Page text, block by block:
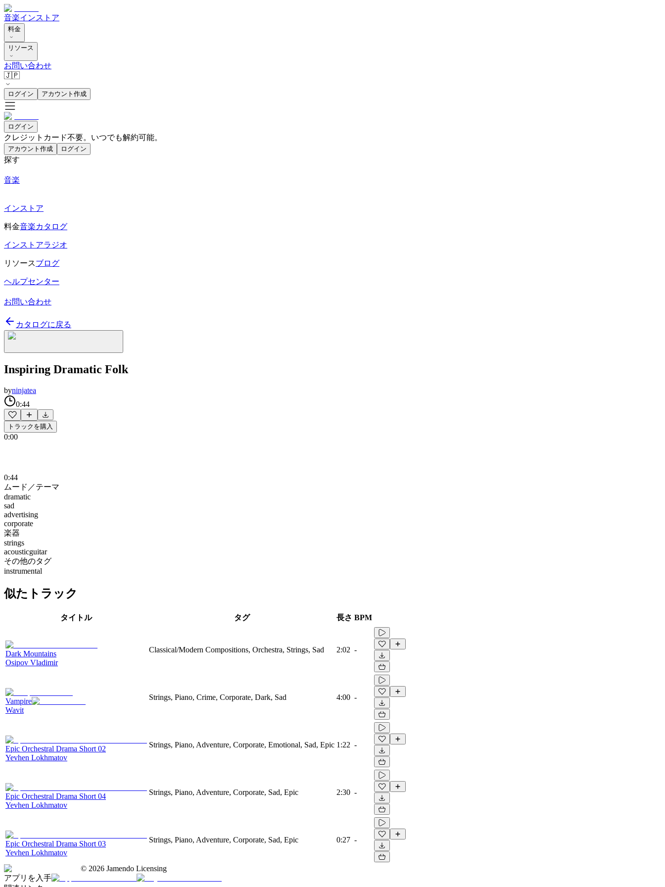
音楽インストア
料金
リソース
お問い合わせ
🇯🇵
ログイン アカウント作成
ログイン
クレジットカード不要。いつでも解約可能。
アカウント作成 ログイン
探す
音楽
インストア
料金音楽カタログ
インストアラジオ
リソースブログ
ヘルプセンター
お問い合わせ
カタログに戻る
Inspiring Dramatic Folk
byninjatea
0:44
トラックを購入
0:00
0:44
ムード／テーマ
dramatic
sad
advertising
corporate
楽器
strings
acousticguitar
その他のタグ
instrumental
似たトラック
タイトル タグ 長さ BPM
Dark Mountains
Osipov Vladimir
Classical/Modern Compositions, Orchestra, Strings, Sad 2:02 -
Vampire
Wavit
Strings, Piano, Crime, Corporate, Dark, Sad 4:00 -
Epic Orchestral Drama Short 02
Yevhen Lokhmatov
Strings, Piano, Adventure, Corporate, Emotional, Sad, Epic 1:22 -
Epic Orchestral Drama Short 04
Yevhen Lokhmatov
Strings, Piano, Adventure, Corporate, Sad, Epic 2:30 -
Epic Orchestral Drama Short 03
Yevhen Lokhmatov
Strings, Piano, Adventure, Corporate, Sad, Epic 0:27 -
© 2026 Jamendo Licensing
アプリを入手